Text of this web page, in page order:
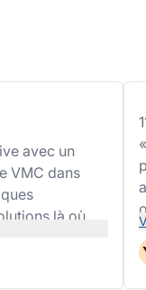
avec un
VMC dans
là où
possible
hors